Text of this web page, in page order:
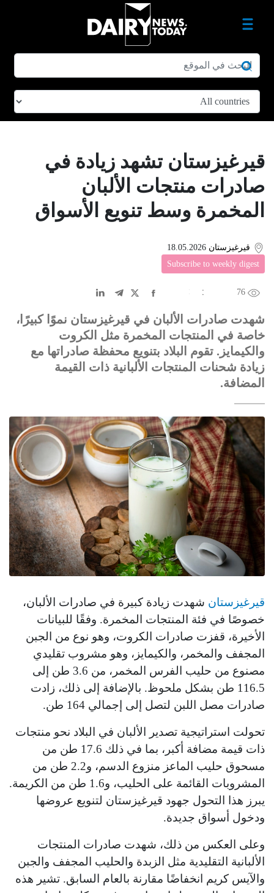
قيرغيزستان تشهد زيادة في
صادرات منتجات الألبان
المخمرة وسط تنويع الأسواق
قيرغيزستان 18.05.2026
Subscribe to weekly digest
76
中文
DE عربى
شهدت صادرات الألبان في قيرغيزستان نموًا كبيرًا،
خاصة في المنتجات المخمرة مثل الكروت
والكيمايز. تقوم البلاد بتنويع محفظة صادراتها مع
زيادة شحنات المنتجات الألبانية ذات القيمة
المضافة.
قيرغيزستان شهدت زيادة كبيرة في صادرات الألبان،
خصوصًا في فئة المنتجات المخمرة. وفقًا للبيانات
الأخيرة، قفزت صادرات الكروت، وهو نوع من الجبن
المجفف والمخمر، والكيمايز، وهو مشروب تقليدي
مصنوع من حليب الفرس المخمر، من 3.6 طن إلى
116.5 طن بشكل ملحوظ. بالإضافة إلى ذلك، زادت
صادرات مصل اللبن لتصل إلى إجمالي 164 طن.
تحولت استراتيجية تصدير الألبان في البلاد نحو منتجات
ذات قيمة مضافة أكبر، بما في ذلك 17.6 طن من
مسحوق حليب الماعز منزوع الدسم، و2.2 طن من
المشروبات القائمة على الحليب، و1.6 طن من الكريمة.
يبرز هذا التحول جهود قيرغيزستان لتنويع عروضها
ودخول أسواق جديدة.
وعلى العكس من ذلك، شهدت صادرات المنتجات
الألبانية التقليدية مثل الزبدة والحليب المجفف والجبن
والآيس كريم انخفاضًا مقارنة بالعام السابق. تشير هذه